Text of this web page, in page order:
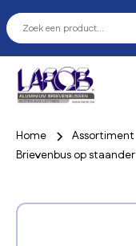
Home Assortiment
Brievenbus op staander